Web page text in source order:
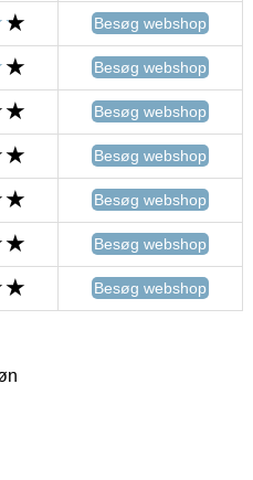
Besøg webshop
Besøg webshop
Besøg webshop
Besøg webshop
Besøg webshop
Besøg webshop
Besøg webshop